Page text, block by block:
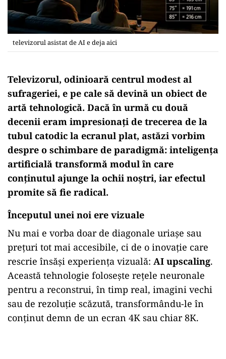
televizorul asistat de AI e deja aici
Televizorul, odinioară centrul modest al
sufrageriei, e pe cale să devină un obiect de
artă tehnologică. Dacă în urmă cu două
decenii eram impresionați de trecerea de la
tubul catodic la ecranul plat, astăzi vorbim
despre o schimbare de paradigmă: inteligența
artificială transformă modul în care
conținutul ajunge la ochii noștri, iar efectul
promite să fie radical.
Începutul unei noi ere vizuale
Nu mai e vorba doar de diagonale uriașe sau
prețuri tot mai accesibile, ci de o inovație care
rescrie însăși experiența vizuală: AI upscaling.
Această tehnologie folosește rețele neuronale
pentru a reconstrui, în timp real, imagini vechi
sau de rezoluție scăzută, transformându-le în
conținut demn de un ecran 4K sau chiar 8K.